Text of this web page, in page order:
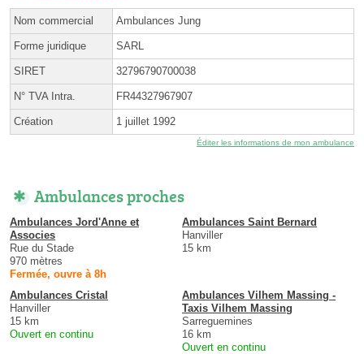
Nom commercial Ambulances Jung
Forme juridique SARL
SIRET 32796790700038
N° TVA Intra. FR44327967907
Création 1 juillet 1992
Éditer les informations de mon ambulance
Ambulances proches
Ambulances Jord'Anne et
Associes
Rue du Stade
970 mètres
Fermée, ouvre à 8h
Ambulances Saint Bernard
Hanviller
15 km
Ambulances Cristal
Hanviller
15 km
Ouvert en continu
Ambulances Vilhem Massing -
Taxis Vilhem Massing
Sarreguemines
16 km
Ouvert en continu